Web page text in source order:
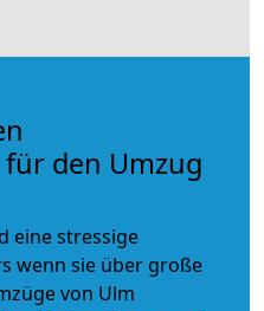
den Umzug
eine stressige
wenn sie über große
von Ulm